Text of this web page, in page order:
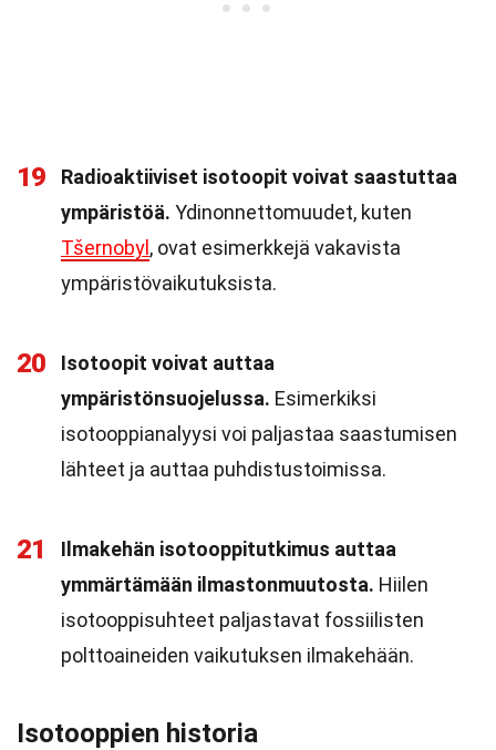
19
Radioaktiiviset isotoopit voivat saastuttaa
ympäristöä. Ydinonnettomuudet, kuten
Tšernobyl , ovat esimerkkejä vakavista
ympäristövaikutuksista.
20
Isotoopit voivat auttaa
ympäristönsuojelussa. Esimerkiksi
isotooppianalyysi voi paljastaa saastumisen
lähteet ja auttaa puhdistustoimissa.
21
Ilmakehän isotooppitutkimus auttaa
ymmärtämään ilmastonmuutosta. Hiilen
isotooppisuhteet paljastavat fossiilisten
polttoaineiden vaikutuksen ilmakehään.
Isotooppien historia